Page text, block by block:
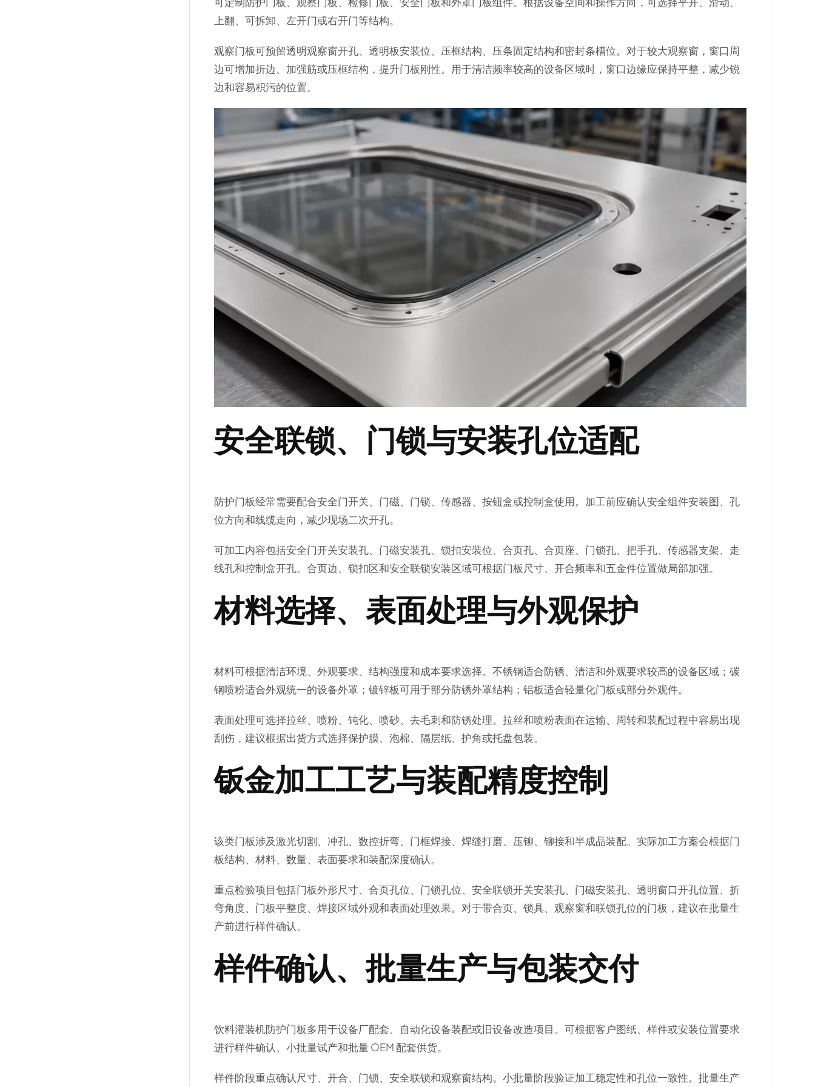
上翻、可拆卸、左开门或右开门等结构。
观察门板可预留透明观察窗开孔、透明板安装位、压框结构、压条固定结构和密封条槽位。对于较大观察窗，窗口周
边可增加折边、加强筋或压框结构，提升门板刚性。用于清洁频率较高的设备区域时，窗口边缘应保持平整，减少锐
边和容易积污的位置。
安全联锁、门锁与安装孔位适配
防护门板经常需要配合安全门开关、门磁、门锁、传感器、按钮盒或控制盒使用。加工前应确认安全组件安装图、孔
位方向和线缆走向，减少现场二次开孔。
可加工内容包括安全门开关安装孔、门磁安装孔、锁扣安装位、合页孔、合页座、门锁孔、把手孔、传感器支架、走
线孔和控制盒开孔。合页边、锁扣区和安全联锁安装区域可根据门板尺寸、开合频率和五金件位置做局部加强。
材料选择、表面处理与外观保护
材料可根据清洁环境、外观要求、结构强度和成本要求选择。不锈钢适合防锈、清洁和外观要求较高的设备区域；碳
钢喷粉适合外观统一的设备外罩；镀锌板可用于部分防锈外罩结构；铝板适合轻量化门板或部分外观件。
表面处理可选择拉丝、喷粉、钝化、喷砂、去毛刺和防锈处理。拉丝和喷粉表面在运输、周转和装配过程中容易出现
刮伤，建议根据出货方式选择保护膜、泡棉、隔层纸、护角或托盘包装。
钣金加工工艺与装配精度控制
该类门板涉及激光切割、冲孔、数控折弯、门框焊接、焊缝打磨、压铆、铆接和半成品装配。实际加工方案会根据门
板结构、材料、数量、表面要求和装配深度确认。
重点检验项目包括门板外形尺寸、合页孔位、门锁孔位、安全联锁开关安装孔、门磁安装孔、透明窗口开孔位置、折
弯角度、门板平整度、焊接区域外观和表面处理效果。对于带合页、锁具、观察窗和联锁孔位的门板，建议在批量生
产前进行样件确认。
样件确认、批量生产与包装交付
饮料灌装机防护门板多用于设备厂配套、自动化设备装配或旧设备改造项目。可根据客户图纸、样件或安装位置要求
进行样件确认、小批量试产和批量 OEM 配套供货。
样件阶段重点确认尺寸、开合、门锁、安全联锁和观察窗结构。小批量阶段验证加工稳定性和孔位一致性。批量生产